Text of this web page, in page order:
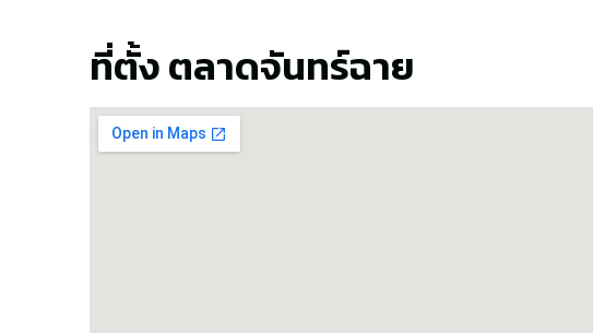
ที่ตั้ง ตลาดจันทร์ฉาย